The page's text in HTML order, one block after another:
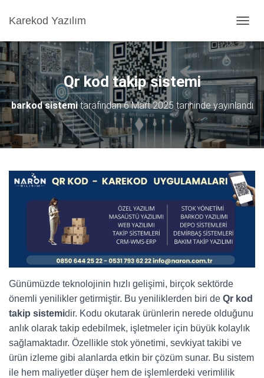
Karekod Yazılım
E
N
Ü
Ç
K
Qr kod takip sistemi
barkod sistemitarafından6 Mart 2025tarihinde yayınlandı
Günümüzde teknolojinin hızlı gelişimi, birçok sektörde
önemli yenilikler getirmiştir. Bu yeniliklerden biri de Qr kod
takip sistemidir. Kodu okutarak ürünlerin nerede olduğunu
anlık olarak takip edebilmek, işletmeler için büyük kolaylık
sağlamaktadır. Özellikle stok yönetimi, sevkiyat takibi ve
ürün izleme gibi alanlarda etkin bir çözüm sunar. Bu sistem
ile hem maliyetler düşer hem de işlemlerdeki verimlilik